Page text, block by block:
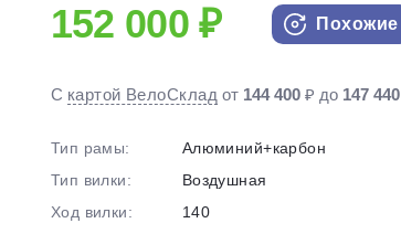
152 000 ₽ Похожие
С картой ВелоСклад от 144 400 ₽ до 147 440
Тип рамы:
Алюминий+карбон
Тип вилки:
Воздушная
Ход вилки:
140